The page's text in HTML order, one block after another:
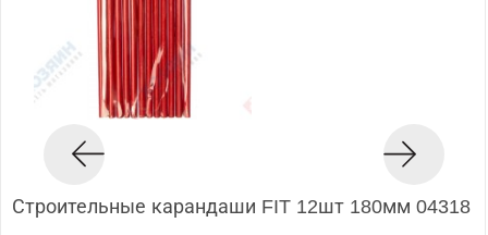
Строительные карандаши FIT 12шт 180мм 04318